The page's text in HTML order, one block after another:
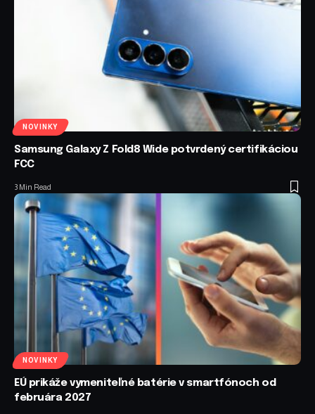
NOVINKY
Samsung Galaxy Z Fold8 Wide potvrdený certifikáciou
FCC
3 Min Read
NOVINKY
EÚ prikáže vymeniteľné batérie v smartfónoch od
februára 2027